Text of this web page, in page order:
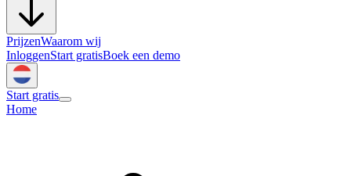
PrijzenWaarom wij
InloggenStart gratisBoek een demo
Start gratis
Home